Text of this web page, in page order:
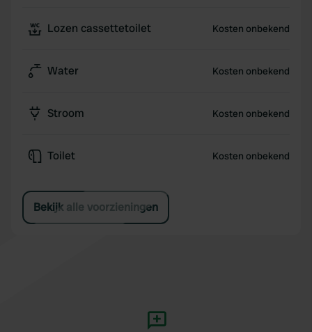
Lozen cassettetoilet Kosten onbekend
Water Kosten onbekend
Stroom Kosten onbekend
Toilet Kosten onbekend
Bekijk alle voorzieningen